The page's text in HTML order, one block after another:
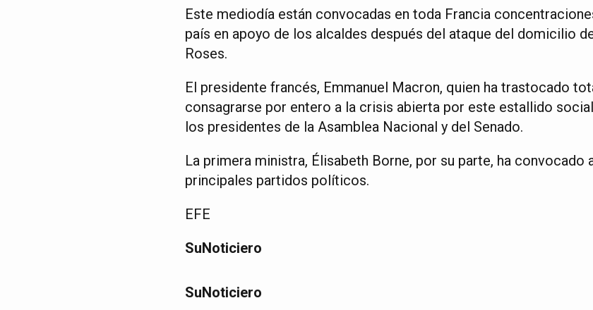
Este mediodía están convocadas en toda Francia
país en apoyo de los alcaldes después del ataque del domicilio
Roses.
El presidente francés, Emmanuel Macron, quien ha trastocado
consagrarse por entero a la crisis abierta por este estallido
los presidentes de la Asamblea Nacional y del Senado.
La primera ministra, Élisabeth Borne, por su parte, ha convocado
principales partidos políticos.
EFE
SuNoticiero
SuNoticiero